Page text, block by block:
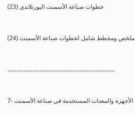
(23) خطوات صناعة الأسمنت البورتلاندي
(24) ملخص ومخطط شامل لخطوات صناعة الأسمنت
.........................................................................
7- الأجهزة والمعدات المستخدمة في صناعة الأسمنت